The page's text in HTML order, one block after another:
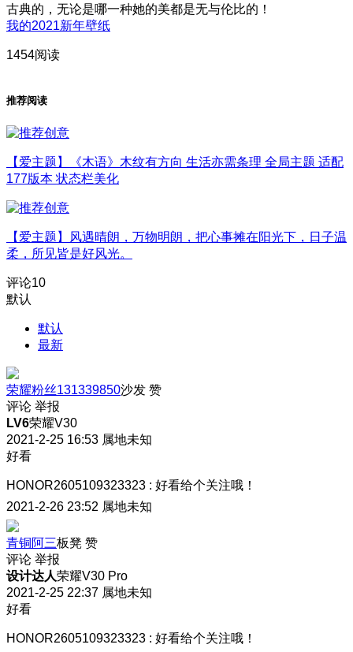
古典的，无论是哪一种她的美都是无与伦比的！
我的2021新年壁纸
1454阅读
推荐阅读
【爱主题】《木语》木纹有方向 生活亦需条理 全局主题 适配
177版本 状态栏美化
【爱主题】风遇晴朗，万物明朗，把心事摊在阳光下，日子温
柔，所见皆是好风光。
评论10
默认
默认
最新
荣耀粉丝131339850沙发 赞
评论 举报
LV6荣耀V30
2021-2-25 16:53 属地未知
好看
HONOR2605109323323 : 好看给个关注哦！
2021-2-26 23:52 属地未知
青铜阿三板凳 赞
评论 举报
设计达人荣耀V30 Pro
2021-2-25 22:37 属地未知
好看
HONOR2605109323323 : 好看给个关注哦！